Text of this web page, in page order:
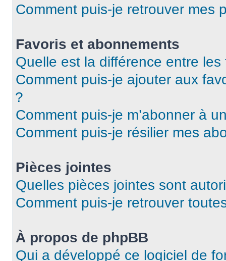
Comment puis-je retrouver mes
Favoris et abonnements
Quelle est la différence entre
Comment puis-je ajouter aux
?
Comment puis-je m’abonner à
Comment puis-je résilier mes
Pièces jointes
Quelles pièces jointes sont
Comment puis-je retrouver
À propos de phpBB
Qui a développé ce logiciel de